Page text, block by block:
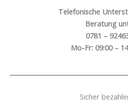
Telefonische
Beratung
0781 –
Mo-Fr: 09:00 –
Sicher